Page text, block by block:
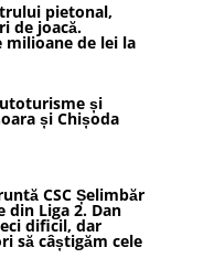
pietonal,
de joacă.
milioane de lei la
și
și Chișoda
CSC Șelimbăr
din Liga 2. Dan
dificil, dar
să câștigăm cele